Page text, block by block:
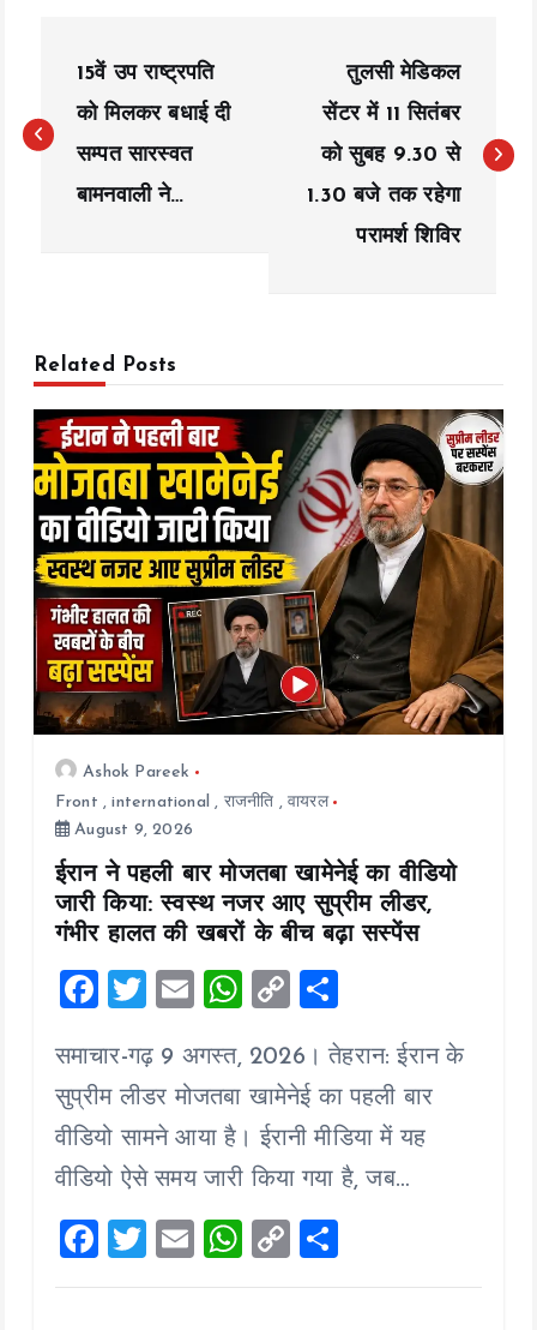
s
g
a
o
n
15वें उप राष्ट्रपति
को मिलकर बधाई दी
सम्पत सारस्वत
बामनवाली ने…
तुलसी मेडिकल
सेंटर में 11 सितंबर
को सुबह 9.30 से
1.30 बजे तक रहेगा
परामर्श शिविर
Related Posts
Ashok Pareek
Front ,international , राजनीति , वायरल
August 9, 2026
ईरान ने पहली बार मोजतबा खामेनेई का वीडियो
जारी किया: स्वस्थ नजर आए सुप्रीम लीडर,
गंभीर हालत की खबरों के बीच बढ़ा सस्पेंस
F
ce
b
o
o
k
T
tt
er
E
ai
l
W
at
s
A
p
p
C
p
y
Li
n
k
a
re
समाचार-गढ़ 9 अगस्त, 2026। तेहरान: ईरान के
सुप्रीम लीडर मोजतबा खामेनेई का पहली बार
वीडियो सामने आया है। ईरानी मीडिया में यह
वीडियो ऐसे समय जारी किया गया है, जब…
F
a
T
wi
E
m
W
h
C
o
h